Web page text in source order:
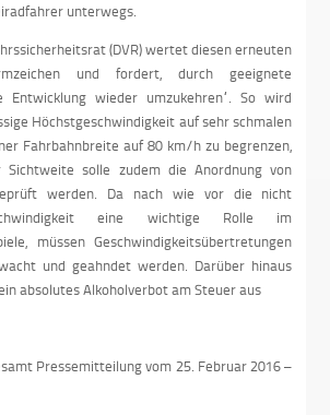
unterwegs.
(DVR) wertet diesen erneuten
und fordert, durch geeignete
Entwicklung wieder umzukehren“. So wird
Höchstgeschwindigkeit auf sehr schmalen
Fahrbahnbreite auf 80 km/h zu begrenzen,
Sichtweite solle zudem die Anordnung von
werden. Da nach wie vor die nicht
eine wichtige Rolle im
müssen Geschwindigkeitsübertretungen
und geahndet werden. Darüber hinaus
absolutes Alkoholverbot am Steuer aus
Pressemitteilung vom 25. Februar 2016 –